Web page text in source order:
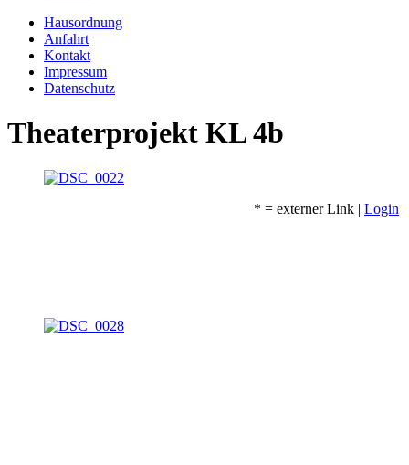
Hausordnung
Anfahrt
Kontakt
Impressum
Datenschutz
Theaterprojekt KL 4b
* = externer Link | Login